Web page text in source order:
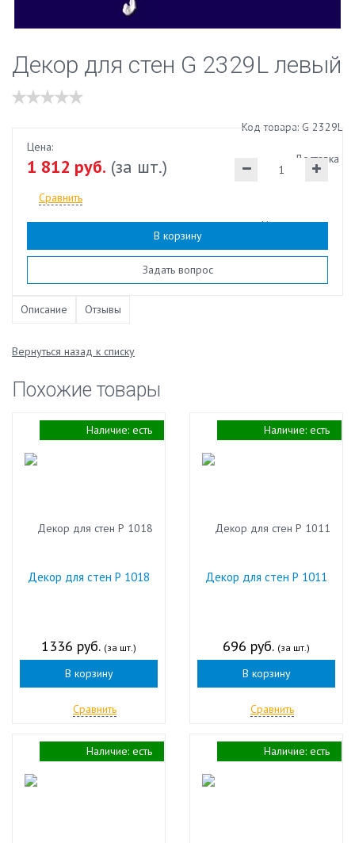
Декор для стен G 2329L левый
Наличие:есть
Код товара: G 2329L
Доставка
Цена:
1 812 руб. (за шт.)
Сравнить
В корзину
Задать вопрос
Описание Отзывы
Вернуться назад к списку
Похожие товары
Декор для стен Р 1018
1336 руб. (за шт.)
В корзину
Сравнить
Наличие: есть
Декор для стен Р 1011
696 руб. (за шт.)
В корзину
Сравнить
Наличие: есть
Наличие: есть Наличие: есть